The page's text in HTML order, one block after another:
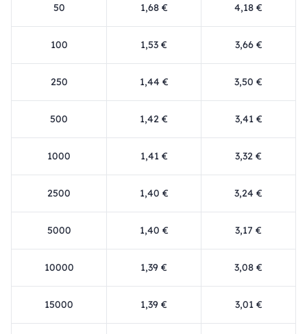
50 1,68 € 4,18 €
100 1,53 € 3,66 €
250 1,44 € 3,50 €
500 1,42 € 3,41 €
1000 1,41 € 3,32 €
2500 1,40 € 3,24 €
5000 1,40 € 3,17 €
10000 1,39 € 3,08 €
15000 1,39 € 3,01 €